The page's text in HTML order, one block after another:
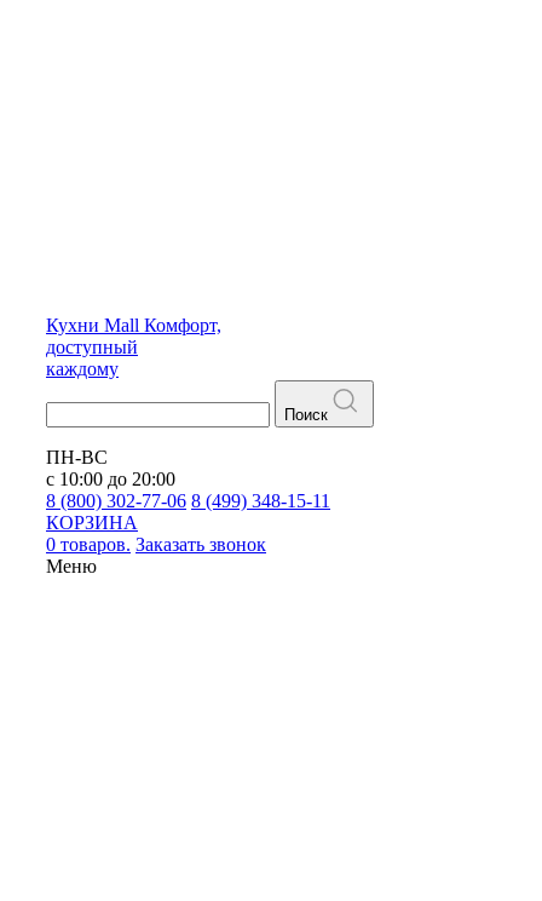
Кухни Mall Комфорт,
доступный
каждому
Поиск
ПН-ВС
с 10:00 до 20:00
8 (800) 302-77-06 8 (499) 348-15-11
КОРЗИНА
0 товаров. Заказать звонок
Меню